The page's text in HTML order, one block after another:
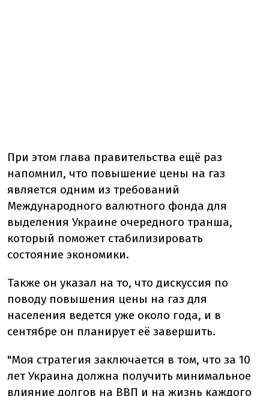
При этом глава правительства ещё раз
напомнил, что повышение цены на газ
является одним из требований
Международного валютного фонда для
выделения Украине очередного транша,
который поможет стабилизировать
состояние экономики.
Также он указал на то, что дискуссия по
поводу повышения цены на газ для
населения ведется уже около года, и в
сентябре он планирует её завершить.
"Моя стратегия заключается в том, что за 10
лет Украина должна получить минимальное
влияние долгов на ВВП и на жизнь каждого